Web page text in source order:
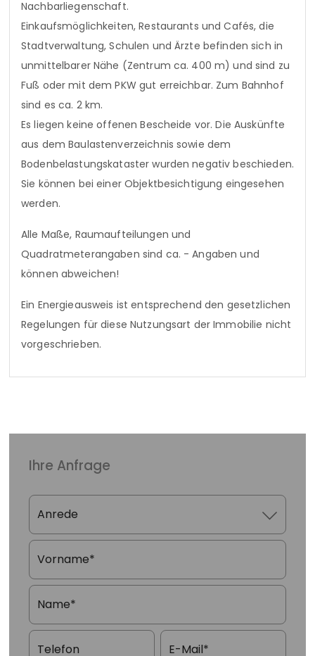
Nachbarliegenschaft.
Einkaufsmöglichkeiten, Restaurants und Cafés, die
Stadtverwaltung, Schulen und Ärzte befinden sich in
unmittelbarer Nähe (Zentrum ca. 400 m) und sind zu
Fuß oder mit dem PKW gut erreichbar. Zum Bahnhof
sind es ca. 2 km.
Es liegen keine offenen Bescheide vor. Die Auskünfte
aus dem Baulastenverzeichnis sowie dem
Bodenbelastungskataster wurden negativ beschieden.
Sie können bei einer Objektbesichtigung eingesehen
werden.
Alle Maße, Raumaufteilungen und
Quadratmeterangaben sind ca. - Angaben und
können abweichen!
Ein Energieausweis ist entsprechend den gesetzlichen
Regelungen für diese Nutzungsart der Immobilie nicht
vorgeschrieben.
Ihre Anfrage